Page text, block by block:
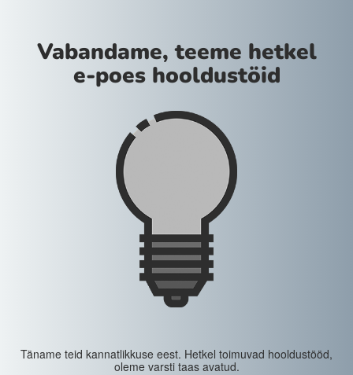
Vabandame, teeme hetkel
e-poes hooldustöid
Täname teid kannatlikkuse eest. Hetkel toimuvad hooldustööd,
oleme varsti taas avatud.